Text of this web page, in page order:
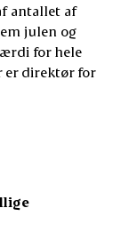
antallet af
julen og
for hele
er direktør for